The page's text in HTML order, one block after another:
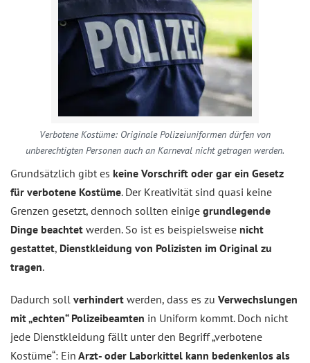
Verbotene Kostüme: Originale Polizeiuniformen dürfen von
unberechtigten Personen auch an Karneval nicht getragen werden.
Grundsätzlich gibt es keine Vorschrift oder gar ein Gesetz
für verbotene Kostüme. Der Kreativität sind quasi keine
Grenzen gesetzt, dennoch sollten einige grundlegende
Dinge beachtet werden. So ist es beispielsweise nicht
gestattet, Dienstkleidung von Polizisten im Original zu
tragen.
Dadurch soll verhindert werden, dass es zu Verwechslungen
mit „echten“ Polizeibeamten in Uniform kommt. Doch nicht
jede Dienstkleidung fällt unter den Begriff „verbotene
Kostüme“: Ein Arzt- oder Laborkittel kann bedenkenlos als